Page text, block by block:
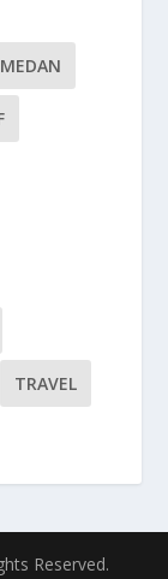
TRAVEL
Reserved.